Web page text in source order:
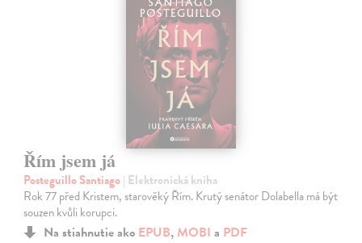
Řím jsem já
Posteguillo Santiago| Elektronická kniha
Rok 77 před Kristem, starověký Řím. Krutý senátor Dolabella má být
souzen kvůli korupci.
Na stiahnutie ako EPUB, MOBI a PDF